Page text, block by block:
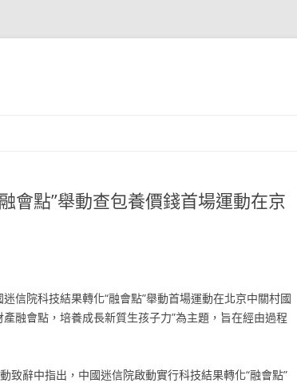
會點”舉動查包養價錢首場運動在京
信院科技結果轉化“融會點”舉動首場運動在北京中關村國
融會點，培養成長新質生孩子力”為主題，旨在經由過程
致辭中指出，中國迷信院啟動實行科技結果轉化“融會點”